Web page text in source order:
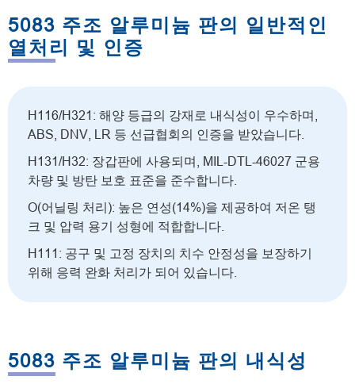
5083 주조 알루미늄 판의 일반적인
열처리 및 인증
H116/H321: 해양 등급의 강재로 내식성이 우수하며,
ABS, DNV, LR 등 선급협회의 인증을 받았습니다.
H131/H32: 장갑판에 사용되며, MIL-DTL-46027 군용
차량 및 방탄 보호 표준을 준수합니다.
O(어닐링 처리): 높은 연성(14%)을 제공하여 저온 탱
크 및 압력 용기 성형에 적합합니다.
H111: 공구 및 고정 장치의 치수 안정성을 보장하기
위해 응력 완화 처리가 되어 있습니다.
5083 주조 알루미늄 판의 내식성